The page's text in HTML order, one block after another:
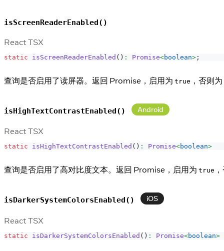
isScreenReaderEnabled()
React TSX
static isScreenReaderEnabled ( ) : Promise<boolean> ;
查询是否启用了读屏器。返回 Promise，启用为 true ，否则为
isHighTextContrastEnabled() Android
React TSX
static isHighTextContrastEnabled ( ) : Promise<boolean>
查询是否启用了高对比度文本。返回 Promise，启用为 true
isDarkerSystemColorsEnabled() iOS
React TSX
static isDarkerSystemColorsEnabled ( ) : Promise<boolean>